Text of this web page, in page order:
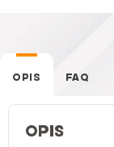
OPIS FAQ
OPIS